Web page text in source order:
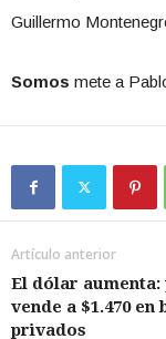
Guillermo
Somos mete a
Artículo anterior
El dólar aumenta:
vende a $1.470 en
privados